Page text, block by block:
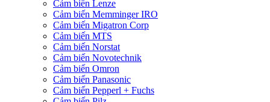
Cảm biến Lenze
Cảm biến Memminger IRO
Cảm biến Migatron Corp
Cảm biến MTS
Cảm biến Norstat
Cảm biến Novotechnik
Cảm biến Omron
Cảm biến Panasonic
Cảm biến Pepperl + Fuchs